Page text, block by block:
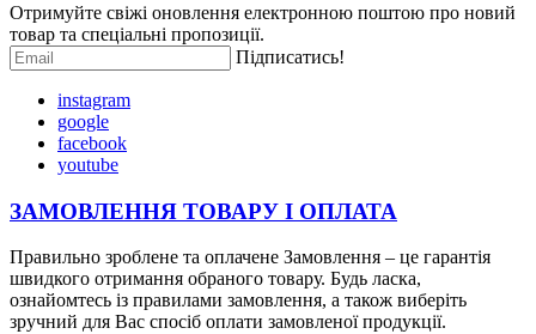
Отримуйте свіжі оновлення електронною поштою про новий
товар та спеціальні пропозиції.
Підписатись!
instagram
google
facebook
youtube
ЗАМОВЛЕННЯ ТОВАРУ І ОПЛАТА
Правильно зроблене та оплачене Замовлення – це гарантія
швидкого отримання обраного товару. Будь ласка,
ознайомтесь із правилами замовлення, а також виберіть
зручний для Вас спосіб оплати замовленої продукції.